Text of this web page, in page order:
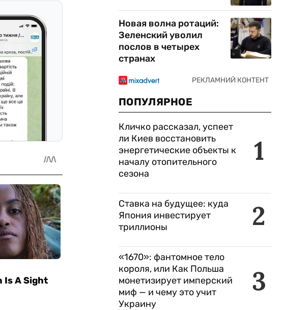
Новая волна ротаций:
Зеленский уволил
послов в четырех
странах
ПОПУЛЯРНОЕ
1
Кличко рассказал, успеет
ли Киев восстановить
энергетические объекты к
началу отопительного
сезона
2
Ставка на будущее: куда
Япония инвестирует
триллионы
3
«1670»: фантомное тело
короля, или Как Польша
монетизирует имперский
миф — и чему это учит
Украину